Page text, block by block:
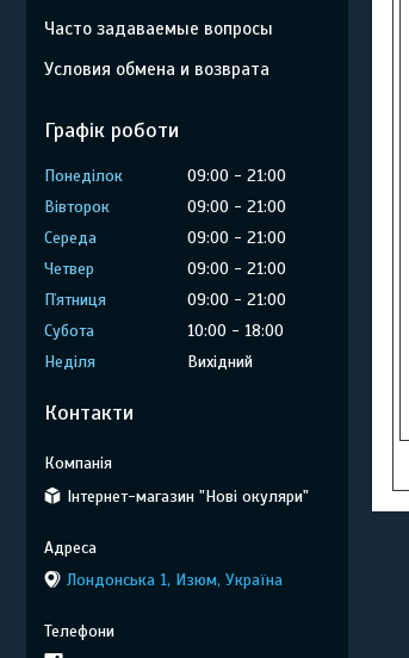
Часто задаваемые вопросы
Условия обмена и возврата
Графік роботи
Понеділок 09:00
21:00
Вівторок
09:00
21:00
Середа
09:00
21:00
Четвер
09:00
21:00
Пʼятниця
09:00
21:00
Субота
10:00
18:00
Неділя
Вихідний
Контакти
Інтернет-магазин "Нові окуляри"
Лондонська 1, Изюм, Україна